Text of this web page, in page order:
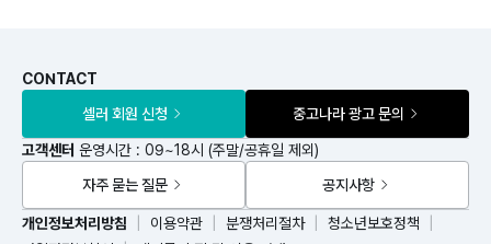
CONTACT
셀러 회원 신청
중고나라 광고 문의
고객센터 운영시간 : 09~18시 (주말/공휴일 제외)
자주 묻는 질문
공지사항
개인정보처리방침 이용약관 분쟁처리절차
청소년보호정책